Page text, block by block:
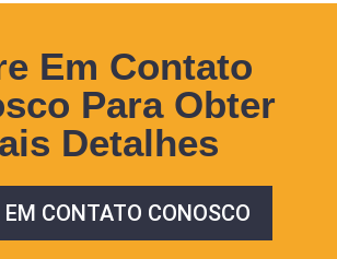
Em Contato
Para Obter
Detalhes
EM CONTATO CONOSCO